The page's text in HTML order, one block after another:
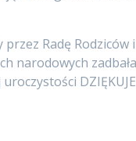
Radę Rodziców
narodowych